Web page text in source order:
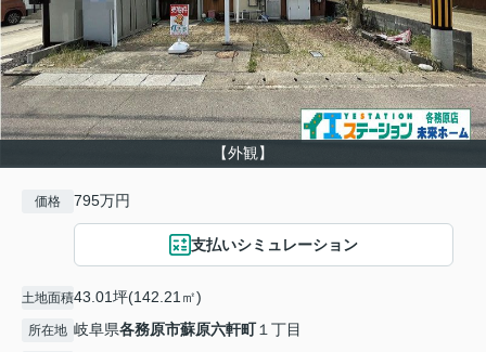
【外観】
価格 795万円
支払いシミュレーション
土地面積43.01坪(142.21㎡)
所在地 岐阜県各務原市蘇原六軒町１丁目